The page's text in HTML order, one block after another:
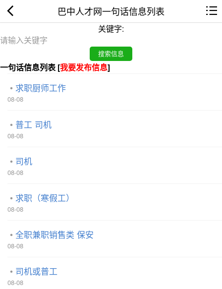
巴中人才网一句话信息列表
关键字:
一句话信息列表 [我要发布信息]
求职厨师工作
08-08
普工 司机
08-08
司机
08-08
求职（寒假工）
08-08
全职兼职销售类 保安
08-08
司机或普工
08-08